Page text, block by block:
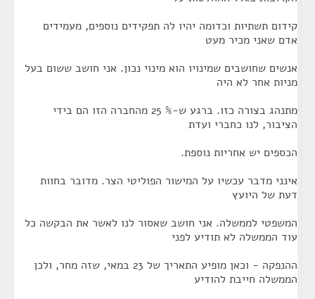
קידום תשתיות וכדומה יהיו לה תפקידים נוספים, מעמידים
אדם שאני מכיר מעט
אנשים שחושבים שמינויו הוא מינוי נכון. אני חושב ששום בעל
מניות אחר לא היה
מתנהג בצורה כזו. ברגע ש-% 25 מהחברה הזו הם בידי
הציבור, לנו כחברי ועדת
הכספים יש אחריות נוספת.
אינני מדבר עכשיו על המישור הפוליטי הצר. מדובר בחוות
דעת של היועץ
המשפטי לממשלה. אני חושב שאסור לנו לאשר את הבקשה כל
עוד הממשלה לא תודיע לפני
ההנפקה - וכאן מופיע התאריך של 23 במאי, שזה מחר, ולכן
הממשלה חייבת להודיע